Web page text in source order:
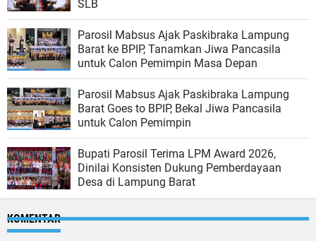
SLB
Parosil Mabsus Ajak Paskibraka Lampung
Barat ke BPIP, Tanamkan Jiwa Pancasila
untuk Calon Pemimpin Masa Depan
Parosil Mabsus Ajak Paskibraka Lampung
Barat Goes to BPIP, Bekal Jiwa Pancasila
untuk Calon Pemimpin
Bupati Parosil Terima LPM Award 2026,
Dinilai Konsisten Dukung Pemberdayaan
Desa di Lampung Barat
KOMENTAR